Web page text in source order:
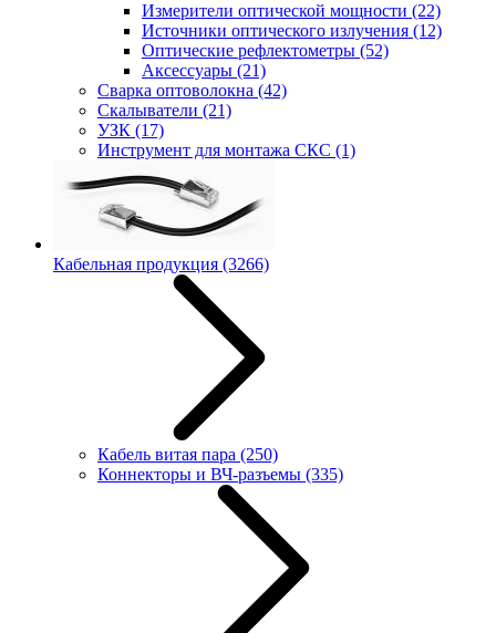
Измерители оптической мощности (22)
Источники оптического излучения (12)
Оптические рефлектометры (52)
Аксессуары (21)
Сварка оптоволокна (42)
Скалыватели (21)
УЗК (17)
Инструмент для монтажа СКС (1)
Кабельная продукция (3266)
Кабель витая пара (250)
Коннекторы и ВЧ-разъемы (335)